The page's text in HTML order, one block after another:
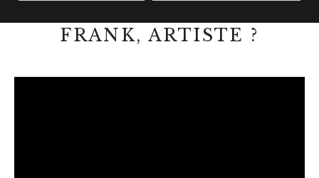
FRANK, ARTISTE ?